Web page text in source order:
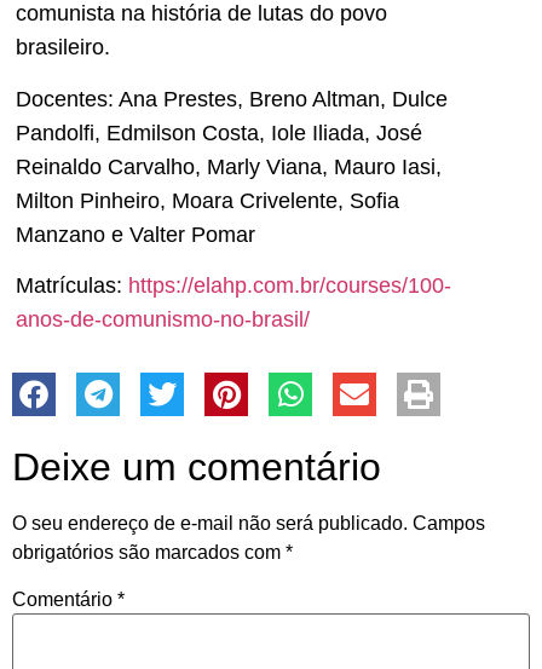
comunista na história de lutas do povo
brasileiro.
Docentes: Ana Prestes, Breno Altman, Dulce
Pandolfi, Edmilson Costa, Iole Iliada, José
Reinaldo Carvalho, Marly Viana, Mauro Iasi,
Milton Pinheiro, Moara Crivelente, Sofia
Manzano e Valter Pomar
Matrículas: https://elahp.com.br/courses/100-
anos-de-comunismo-no-brasil/
Deixe um comentário
O seu endereço de e-mail não será publicado. Campos
obrigatórios são marcados com *
Comentário *